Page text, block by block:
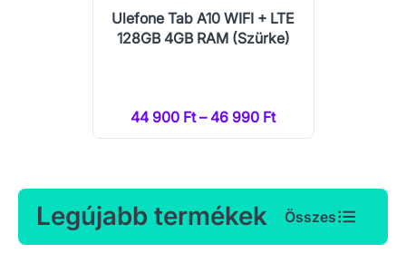
Ulefone Tab A10 WIFI + LTE
128GB 4GB RAM (Szürke)
44 900 Ft – 46 990 Ft
Legújabb termékek Összes